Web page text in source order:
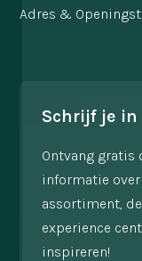
Adres &
Schrijf je in
Ontvang
informatie
assortiment,
experience
inspireren!